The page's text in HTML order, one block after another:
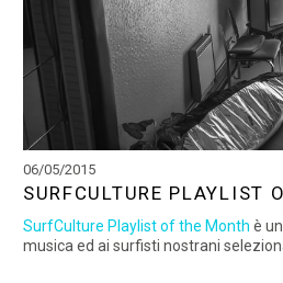
06/05/2015
SURFCULTURE PLAYLIST
SurfCulture Playlist of the Month è
musica ed ai surfisti nostrani